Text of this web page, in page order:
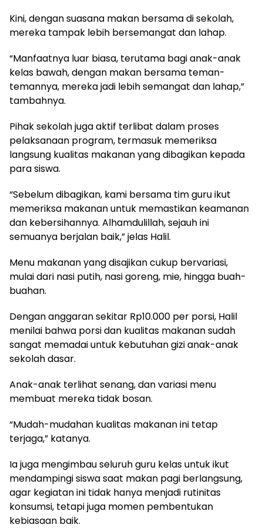
Kini, dengan suasana makan bersama di sekolah,
mereka tampak lebih bersemangat dan lahap.
“Manfaatnya luar biasa, terutama bagi anak-anak
kelas bawah, dengan makan bersama teman-
temannya, mereka jadi lebih semangat dan lahap,”
tambahnya.
Pihak sekolah juga aktif terlibat dalam proses
pelaksanaan program, termasuk memeriksa
langsung kualitas makanan yang dibagikan kepada
para siswa.
“Sebelum dibagikan, kami bersama tim guru ikut
memeriksa makanan untuk memastikan keamanan
dan kebersihannya. Alhamdulillah, sejauh ini
semuanya berjalan baik,” jelas Halil.
Menu makanan yang disajikan cukup bervariasi,
mulai dari nasi putih, nasi goreng, mie, hingga buah-
buahan.
Dengan anggaran sekitar Rp10.000 per porsi, Halil
menilai bahwa porsi dan kualitas makanan sudah
sangat memadai untuk kebutuhan gizi anak-anak
sekolah dasar.
Anak-anak terlihat senang, dan variasi menu
membuat mereka tidak bosan.
“Mudah-mudahan kualitas makanan ini tetap
terjaga,” katanya.
Ia juga mengimbau seluruh guru kelas untuk ikut
mendampingi siswa saat makan pagi berlangsung,
agar kegiatan ini tidak hanya menjadi rutinitas
konsumsi, tetapi juga momen pembentukan
kebiasaan baik.